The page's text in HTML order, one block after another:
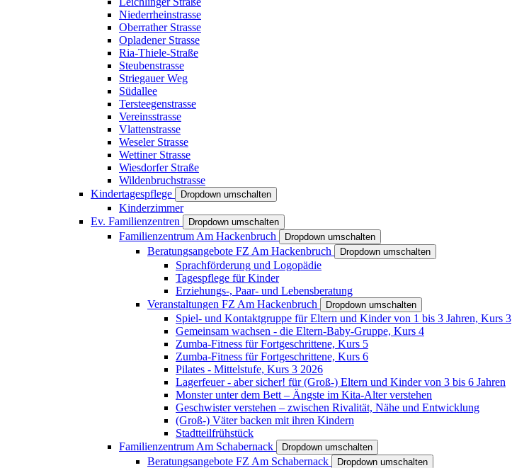
Niederrheinstrasse
Oberrather Strasse
Opladener Strasse
Ria-Thiele-Straße
Steubenstrasse
Striegauer Weg
Südallee
Tersteegenstrasse
Vereinsstrasse
Vlattenstrasse
Weseler Strasse
Wettiner Strasse
Wiesdorfer Straße
Wildenbruchstrasse
Kindertagespflege
Dropdown umschalten
Kinderzimmer
Ev. Familienzentren
Dropdown umschalten
Familienzentrum Am Hackenbruch Dropdown umschalten
Beratungsangebote FZ Am Hackenbruch Dropdown umschalten
Sprachförderung und Logopädie
Tagespflege für Kinder
Erziehungs-, Paar- und Lebensberatung
Veranstaltungen FZ Am Hackenbruch
Dropdown umschalten
Spiel- und Kontaktgruppe für Eltern und Kinder von 1 bis 3 Jahren, Kurs 3
Gemeinsam wachsen - die Eltern-Baby-Gruppe, Kurs 4
Zumba-Fitness für Fortgeschrittene, Kurs 5
Zumba-Fitness für Fortgeschrittene, Kurs 6
Pilates - Mittelstufe, Kurs 3 2026
Lagerfeuer - aber sicher! für (Groß-) Eltern und Kinder von 3 bis 6 Jahren
Monster unter dem Bett – Ängste im Kita-Alter verstehen
Geschwister verstehen – zwischen Rivalität, Nähe und Entwicklung
(Groß-) Väter backen mit ihren Kindern
Stadtteilfrühstück
Familienzentrum Am Schabernack
Dropdown umschalten
Beratungsangebote FZ Am Schabernack Dropdown umschalten